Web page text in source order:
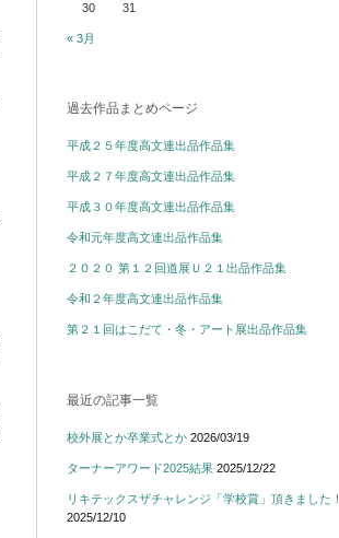
30 31
« 3月
過去作品まとめページ
平成２５年度高文連出品作品集
平成２７年度高文連出品作品集
平成３０年度高文連出品作品集
令和元年度高文連出品作品集
２０２０ 第１２回道展Ｕ２１出品作品集
令和２年度高文連出品作品集
第２１回はこだて・冬・アート展出品作品集
最近の記事一覧
校外展とか卒業式とか 2026/03/19
ターナーアワード2025結果 2025/12/22
リキテックスザチャレンジ「学校賞」頂きました！
2025/12/10